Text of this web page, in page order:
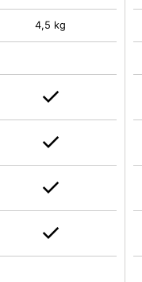
4,5 kg